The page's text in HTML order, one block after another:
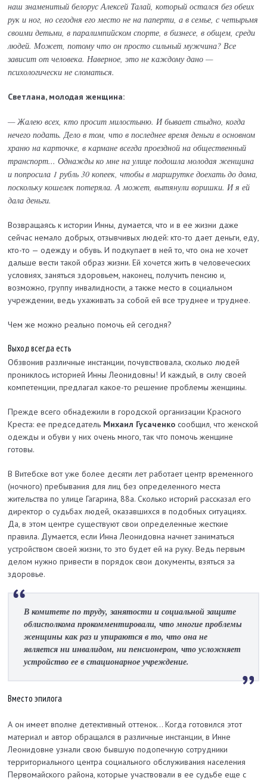
наш знаменитый белорус Алексей Талай, который остался без обеих
рук и ног, но сегодня его место не на паперти, а в семье, с четырьмя
своими детьми, в паралимпийском спорте, в бизнесе, в общем, среди
людей. Может, потому что он просто сильный мужчина? Все
зависит от человека. Наверное, это не каждому дано —
психологически не сломаться.
Светлана, молодая женщина:
— Жалею всех, кто просит милостыню. И бывает стыдно, когда
нечего подать. Дело в том, что в последнее время деньги в основном
храню на карточке, в кармане всегда проездной на общественный
транспорт... Однажды ко мне на улице подошла молодая женщина
и попросила 1 рубль 30 копеек, чтобы в маршрутке доехать до дома,
поскольку кошелек потеряла. А может, вытянули воришки. И я ей
дала деньги.
Возвращаясь к истории Инны, думается, что и в ее жизни даже
сейчас немало добрых, отзывчивых людей: кто-то дает деньги, еду,
кто-то — одежду и обувь. И подкупает в ней то, что она не хочет
дальше вести такой образ жизни. Ей хочется жить в человеческих
условиях, заняться здоровьем, наконец, получить пенсию и,
возможно, группу инвалидности, а также место в социальном
учреждении, ведь ухаживать за собой ей все труднее и труднее.
Чем же можно реально помочь ей сегодня?
Выход всегда есть
Обзвонив различные инстанции, почувствовала, сколько людей
прониклось историей Инны Леонидовны! И каждый, в силу своей
компетенции, предлагал какое-то решение проблемы женщины.
Прежде всего обнадежили в городской организации Красного
Креста: ее председатель Михаил Гусаченко сообщил, что женской
одежды и обуви у них очень много, так что помочь женщине
готовы.
В Витебске вот уже более десяти лет работает центр временного
(ночного) пребывания для лиц без определенного места
жительства по улице Гагарина, 88а. Сколько историй рассказал его
директор о судьбах людей, оказавшихся в подобных ситуациях.
Да, в этом центре существуют свои определенные жесткие
правила. Думается, если Инна Леонидовна начнет заниматься
устройством своей жизни, то это будет ей на руку. Ведь первым
делом нужно привести в порядок свои документы, взяться за
здоровье.
В комитете по труду, занятости и социальной защите
облисполкома прокомментировали, что многие проблемы
женщины как раз и упираются в то, что она не
является ни инвалидом, ни пенсионером, что усложняет
устройство ее в стационарное учреждение.
Вместо эпилога
А он имеет вполне детективный оттенок... Когда готовился этот
материал и автор обращался в различные инстанции, в Инне
Леонидовне узнали свою бывшую подопечную сотрудники
территориального центра социального обслуживания населения
Первомайского района, которые участвовали в ее судьбе еще с